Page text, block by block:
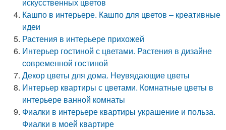
Кашпо в интерьере. Кашпо для цветов – креативные
идеи
Растения в интерьере прихожей
Интерьер гостиной с цветами. Растения в дизайне
современной гостиной
Декор цветы для дома. Неувядающие цветы
Интерьер квартиры с цветами. Комнатные цветы в
интерьере ванной комнаты
Фиалки в интерьере квартиры украшение и польза.
Фиалки в моей квартире